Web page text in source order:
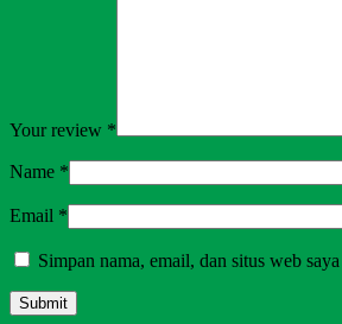
Your review *
Name *
Email *
Simpan nama, email, dan situs web